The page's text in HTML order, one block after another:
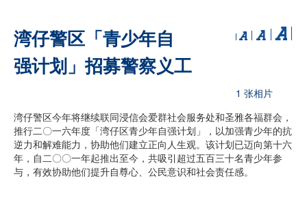
湾仔警区「青少年自
强计划」招募警察义工
1 张相片
湾仔警区今年将继续联同浸信会爱群社会服务处和圣雅各福群会，
推行二〇一六年度「湾仔区青少年自强计划」，以加强青少年的抗
逆力和解难能力，协助他们建立正向人生观。该计划已迈向第十六
年，自二〇〇一年起推出至今，共吸引超过五百三十名青少年参
与，有效协助他们提升自尊心、公民意识和社会责任感。